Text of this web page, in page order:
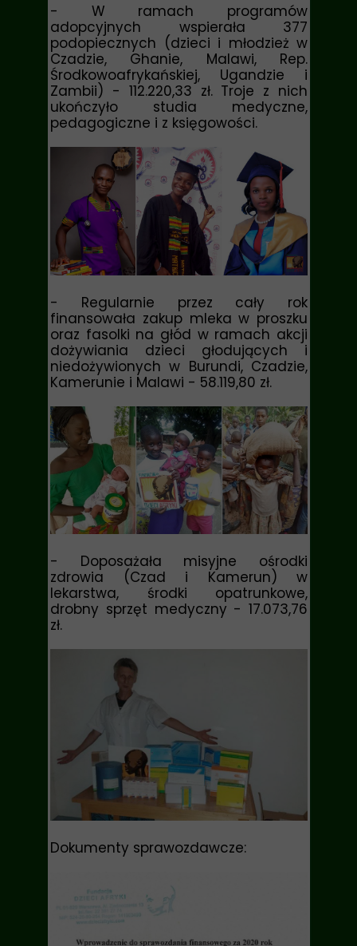
- W ramach programów
adopcyjnych wspierała 377
podopiecznych (dzieci i młodzież w
Czadzie, Ghanie, Malawi, Rep.
Środkowoafrykańskiej, Ugandzie i
Zambii) - 112.220,33 zł. Troje z nich
ukończyło studia medyczne,
pedagogiczne i z księgowości.
- Regularnie przez cały rok
finansowała zakup mleka w proszku
oraz fasolki na głód w ramach akcji
dożywiania dzieci głodujących i
niedożywionych w Burundi, Czadzie,
Kamerunie i Malawi - 58.119,80 zł.
- Doposażała misyjne ośrodki
zdrowia (Czad i Kamerun) w
lekarstwa, środki opatrunkowe,
drobny sprzęt medyczny - 17.073,76
zł.
Dokumenty sprawozdawcze: